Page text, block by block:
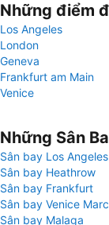
Những điểm
Los Angeles
London
Geneva
Frankfurt am Main
Venice
Những Sân
Sân bay Los Angeles
Sân bay Heathrow
Sân bay Frankfurt
Sân bay Venice
Sân bay Malaga